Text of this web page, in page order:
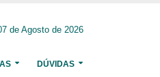
de Agosto de 2026
DÚVIDAS